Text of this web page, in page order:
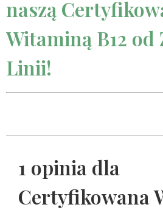
naszą
Witaminą B12 od
Linii!
1 opinia dla
Certyfikowana